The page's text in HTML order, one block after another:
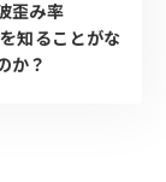
歪み率
知ることがな
か？